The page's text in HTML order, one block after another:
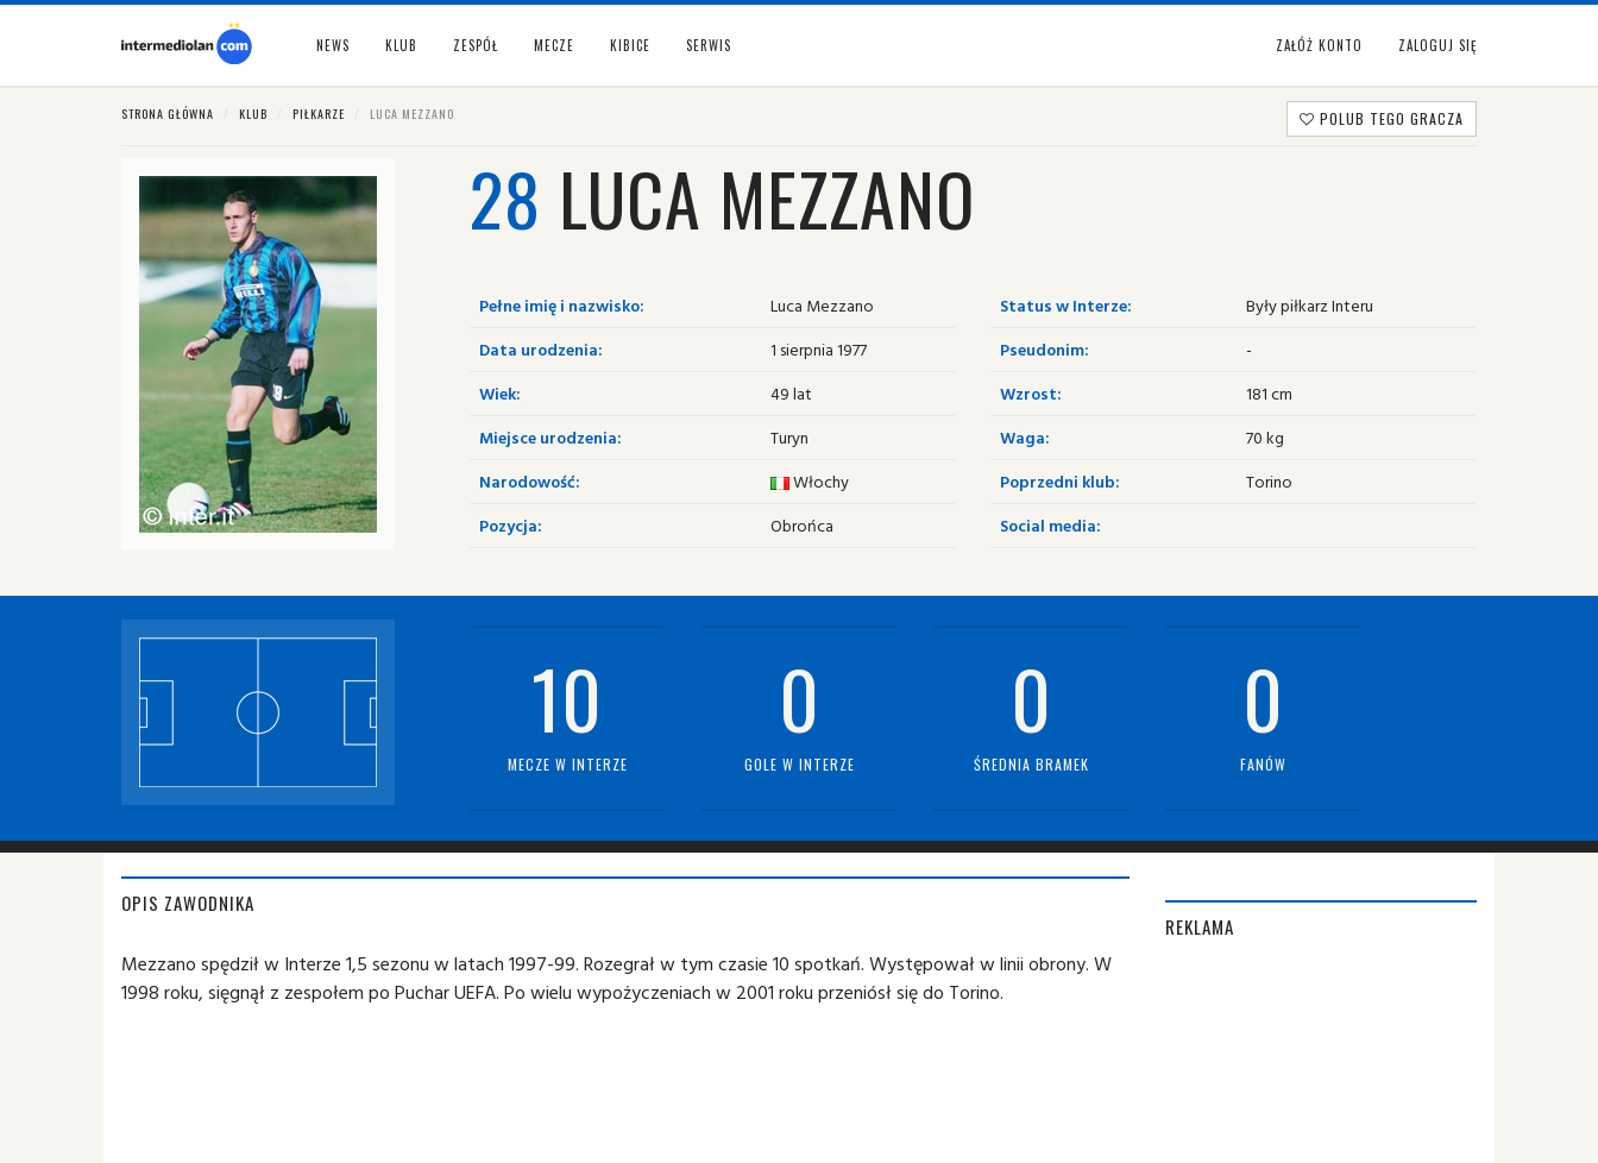
NEWS KLUB ZESPÓŁ MECZE KIBICE SERWIS ZAŁÓŻ KONTO ZALOGUJ SIĘ
STRONA GŁÓWNA KLUB PIŁKARZE LUCA MEZZANO POLUB TEGO GRACZA
28 LUCA MEZZANO
Pełne imię i nazwisko:
Luca Mezzano
Data urodzenia:
1 sierpnia 1977
Wiek:
49 lat
Miejsce urodzenia:
Turyn
Narodowość:
Włochy
Pozycja:
Obrońca
Status w Interze:
Były piłkarz Interu
Pseudonim:
-
Wzrost:
181 cm
Waga:
70 kg
Poprzedni klub:
Torino
Social media:
10
MECZE W INTERZE
0
GOLE W INTERZE
0
ŚREDNIA BRAMEK
0
FANÓW
OPIS ZAWODNIKA
Mezzano spędził w Interze 1,5 sezonu w latach 1997-99. Rozegrał w tym czasie 10 spotkań. Występował w linii obrony. W
1998 roku, sięgnął z zespołem po Puchar UEFA. Po wielu wypożyczeniach w 2001 roku przeniósł się do Torino.
REKLAMA